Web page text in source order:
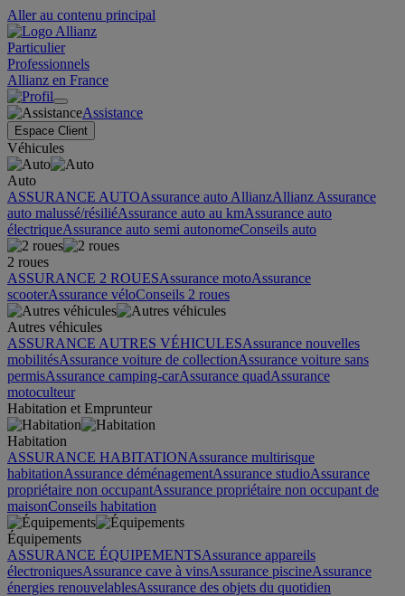
Aller au contenu principal
Particulier
Professionnels
Allianz en France
Assistance
Espace Client
Véhicules
Auto
ASSURANCE AUTOAssurance auto AllianzAllianz Assurance
auto malussé/résiliéAssurance auto au kmAssurance auto
électriqueAssurance auto semi autonomeConseils auto
2 roues
ASSURANCE 2 ROUESAssurance motoAssurance
scooterAssurance véloConseils 2 roues
Autres véhicules
ASSURANCE AUTRES VÉHICULESAssurance nouvelles
mobilitésAssurance voiture de collectionAssurance voiture sans
permisAssurance camping-carAssurance quadAssurance
motoculteur
Habitation et Emprunteur
Habitation
ASSURANCE HABITATIONAssurance multirisque
habitationAssurance déménagementAssurance studioAssurance
propriétaire non occupantAssurance propriétaire non occupant de
maisonConseils habitation
Équipements
ASSURANCE ÉQUIPEMENTSAssurance appareils
électroniquesAssurance cave à vinsAssurance piscineAssurance
énergies renouvelablesAssurance des objets du quotidien